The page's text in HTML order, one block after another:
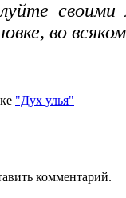
во
"Дух улья"
комментарий.